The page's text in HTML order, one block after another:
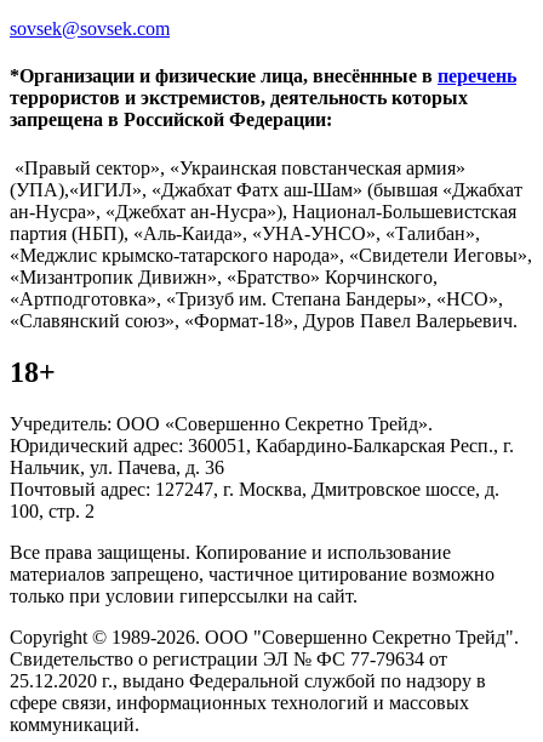
sovsek@sovsek.com
*Организации и физические лица, внесённные в перечень
террористов и экстремистов, деятельность которых
запрещена в Российской Федерации:
«Правый сектор», «Украинская повстанческая армия»
(УПА),«ИГИЛ», «Джабхат Фатх аш-Шам» (бывшая «Джабхат
ан-Нусра», «Джебхат ан-Нусра»), Национал-Большевистская
партия (НБП), «Аль-Каида», «УНА-УНСО», «Талибан»,
«Меджлис крымско-татарского народа», «Свидетели Иеговы»,
«Мизантропик Дивижн», «Братство» Корчинского,
«Артподготовка», «Тризуб им. Степана Бандеры», «НСО»,
«Славянский союз», «Формат-18», Дуров Павел Валерьевич.
18+
Учредитель: ООО «Совершенно Секретно Трейд».
Юридический адрес: 360051, Кабардино-Балкарская Респ., г.
Нальчик, ул. Пачева, д. 36
Почтовый адрес: 127247, г. Москва, Дмитровское шоссе, д.
100, стр. 2
Все права защищены. Копирование и использование
материалов запрещено, частичное цитирование возможно
только при условии гиперссылки на сайт.
Copyright © 1989-2026. ООО "Совершенно Секретно Трейд".
Свидетельство о регистрации ЭЛ № ФС 77-79634 от
25.12.2020 г., выдано Федеральной службой по надзору в
сфере связи, информационных технологий и массовых
коммуникаций.